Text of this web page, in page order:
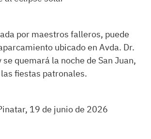
por maestros falleros, puede
ubicado en Avda. Dr.
quemará la noche de San Juan,
fiestas patronales.
19 de junio de 2026